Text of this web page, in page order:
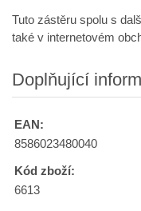
Tuto zástěru spolu s
také v internetovém
Doplňující
EAN:
8586023480040
Kód zboží:
6613